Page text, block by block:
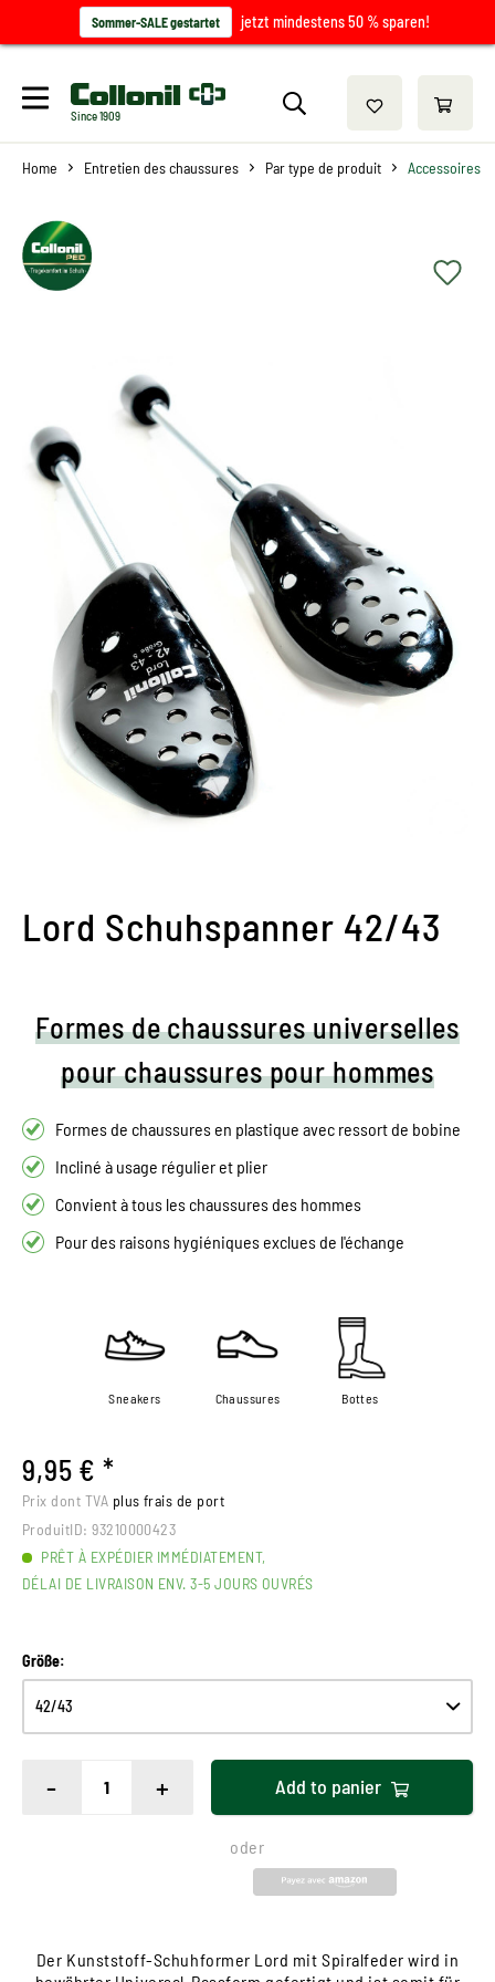
Sommer-SALE gestartet jetzt mindestens 50 % sparen!
Since 1909
Home Entretien des chaussures Par type de produit Accessoires
Lord Schuhspanner 42/43
Formes de chaussures universelles
pour chaussures pour hommes
Formes de chaussures en plastique avec ressort de bobine
Incliné à usage régulier et plier
Convient à tous les chaussures des hommes
Pour des raisons hygiéniques exclues de l'échange
Sneakers Chaussures Bottes
9,95 € *
Prix dont TVA plus frais de port
ProduitID: 93210000423
PRÊT À EXPÉDIER IMMÉDIATEMENT,
DÉLAI DE LIVRAISON ENV. 3-5 JOURS OUVRÉS
Größe:
- + Add to panier
oder
Der Kunststoff-Schuhformer Lord mit Spiralfeder wird in